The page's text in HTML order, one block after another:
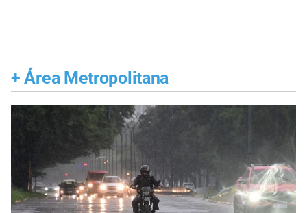
+ Área Metropolitana